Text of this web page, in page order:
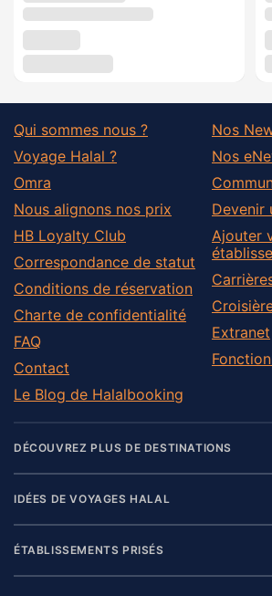
Qui sommes nous ?
Voyage Halal ?
Omra
Nous alignons nos prix
HB Loyalty Club
Correspondance de statut
Conditions de réservation
Charte de confidentialité
FAQ
Contact
Le Blog de Halalbooking
Nos
Nos
Devenir
Ajouter
Extranet
DÉCOUVREZ PLUS DE DESTINATIONS
IDÉES DE VOYAGES HALAL
ÉTABLISSEMENTS PRISÉS